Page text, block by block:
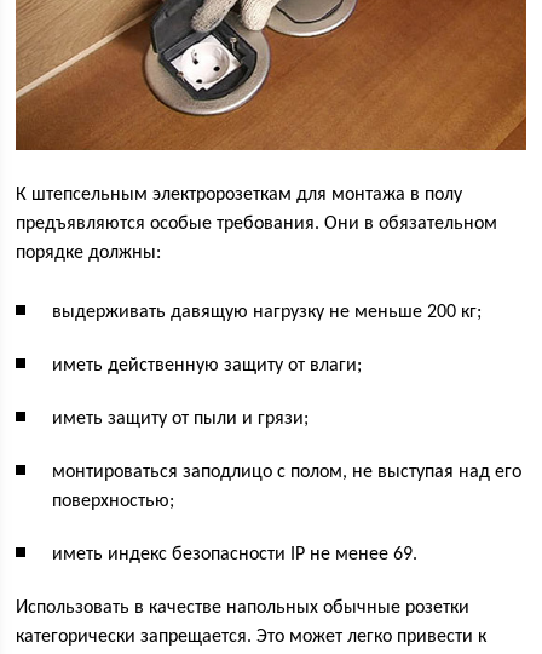
К штепсельным электророзеткам для монтажа в полу
предъявляются особые требования. Они в обязательном
порядке должны:
выдерживать давящую нагрузку не меньше 200 кг;
иметь действенную защиту от влаги;
иметь защиту от пыли и грязи;
монтироваться заподлицо с полом, не выступая над его
поверхностью;
иметь индекс безопасности IP не менее 69.
Использовать в качестве напольных обычные розетки
категорически запрещается. Это может легко привести к